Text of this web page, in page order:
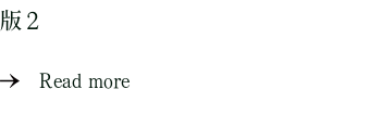
版２
Read more